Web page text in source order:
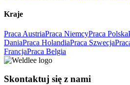
Kraje
Praca AustriaPraca NiemcyPraca Polska
DaniaPraca HolandiaPraca Szwecja
FrancjaPraca Belgia
Skontaktuj się z nami